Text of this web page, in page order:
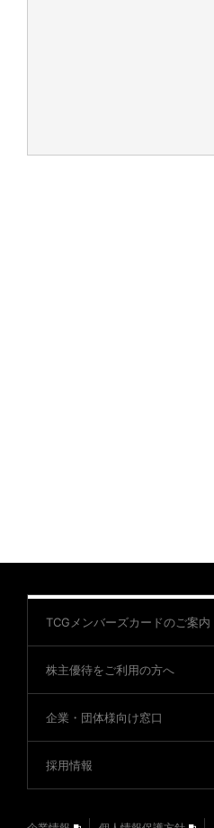
TCGメンバーズカードのご案内
株主優待をご利用の方へ
企業・団体様向け窓口
採用情報